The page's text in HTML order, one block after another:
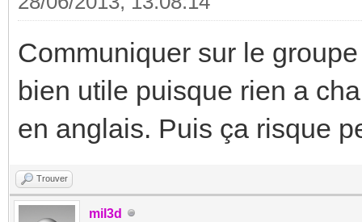
Communiquer sur le
bien utile puisque rien a
en anglais. Puis ça risque
Trouver
mil3d